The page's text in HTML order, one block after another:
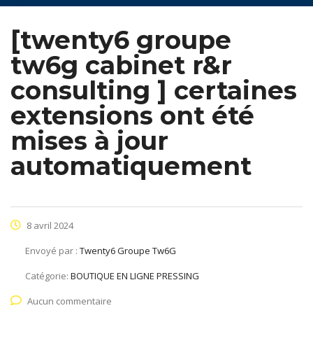
[twenty6 groupe
tw6g cabinet r&r
consulting ] certaines
extensions ont été
mises à jour
automatiquement
8 avril 2024
Envoyé par : Twenty6 Groupe Tw6G
Catégorie: BOUTIQUE EN LIGNE PRESSING
Aucun commentaire